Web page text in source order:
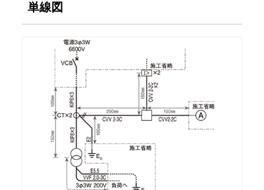
単線図